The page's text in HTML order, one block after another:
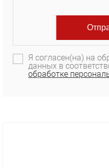
Я согласен(на) на
данных в
обработке